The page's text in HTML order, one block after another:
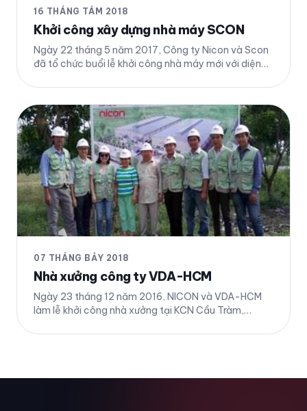
16 THÁNG TÁM 2018
Khởi công xây dựng nhà máy SCON
Ngày 22 tháng 5 năm 2017, Công ty Nicon và Scon
đã tổ chức buổi lễ khởi công nhà máy mới với diện
VSIP IIA, Tỉnh Bình Dương. Chi tiết
07 THÁNG BẢY 2018
Nhà xưởng công ty VDA-HCM
Ngày 23 tháng 12 năm 2016, NICON và VDA-HCM
làm lễ khởi công nhà xưởng tại KCN Cầu Tràm,